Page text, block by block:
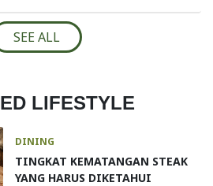
SEE ALL
LIFESTYLE
DINING
TINGKAT KEMATANGAN STEAK
YANG HARUS DIKETAHUI